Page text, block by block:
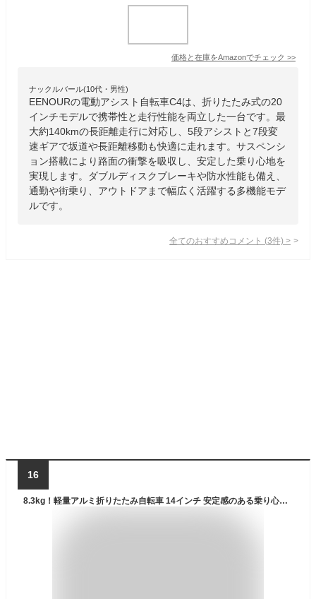
価格と在庫をAmazonでチェック >>
ナックルバール(10代・男性)
EENOURの電動アシスト自転車C4は、折りたたみ式の20
インチモデルで携帯性と走行性能を両立した一台です。最
大約140kmの長距離走行に対応し、5段アシストと7段変
速ギアで坂道や長距離移動も快適に走れます。サスペンシ
ョン搭載により路面の衝撃を吸収し、安定した乗り心地を
実現します。ダブルディスクブレーキや防水性能も備え、
通勤や街乗り、アウトドアまで幅広く活躍する多機能モデ
ルです。
全てのおすすめコメント (3件) >
16
8.3kg！軽量アルミ折りたたみ自転車 14インチ 安定感のある乗り心地 高さ調整機能付き ハンドルステム搭載 輪行 通勤 通学 街乗り RENAULT(ルノー) LIGHT8